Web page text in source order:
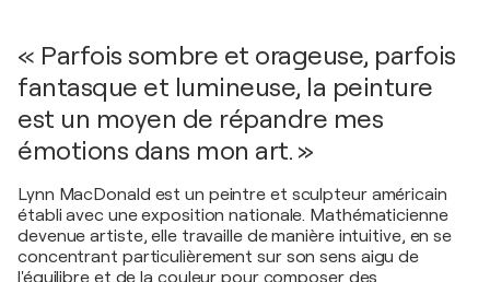
« Parfois sombre et orageuse, parfois
fantasque et lumineuse, la peinture
est un moyen de répandre mes
émotions dans mon art. »
Lynn MacDonald est un peintre et sculpteur américain
établi avec une exposition nationale. Mathématicienne
devenue artiste, elle travaille de manière intuitive, en se
concentrant particulièrement sur son sens aigu de
l'équilibre et de la couleur pour composer des